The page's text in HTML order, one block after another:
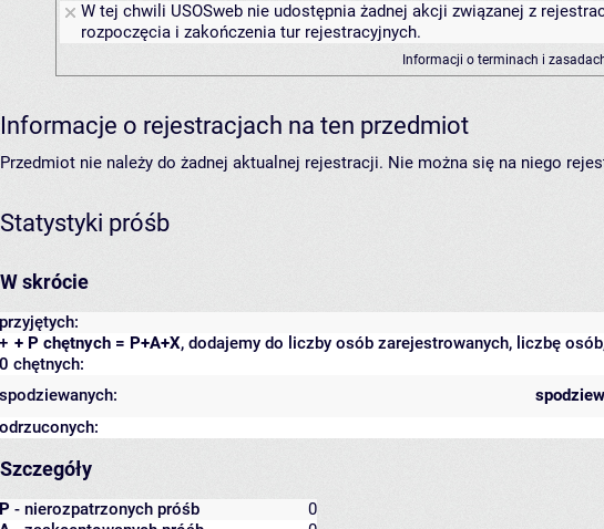
W tej chwili USOSweb nie udostępnia żadnej akcji związanej z
rozpoczęcia i zakończenia tur rejestracyjnych.
Informacji o terminach i
Informacje o rejestracjach na ten przedmiot
Przedmiot nie należy do żadnej aktualnej rejestracji. Nie można się na niego
Statystyki próśb
W skrócie
przyjętych:
+ P chętnych = P+A+X, dodajemy do liczby osób zarejestrowanych, liczbę
+
0 chętnych:
spodziewanych:
odrzuconych:
Szczegóły
P - nierozpatrzonych próśb
0